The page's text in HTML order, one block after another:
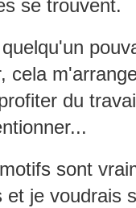
se trouvent.
cela
du
sont
et je voudrais